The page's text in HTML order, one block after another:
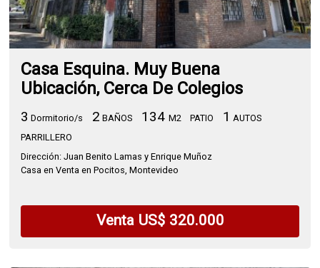
Casa Esquina. Muy Buena
Ubicación, Cerca De Colegios
3 Dormitorio/s 2 BAÑOS 134 M2 PATIO 1 AUTOS
PARRILLERO
Dirección: Juan Benito Lamas y Enrique Muñoz
Casa en Venta en Pocitos, Montevideo
Venta US$ 320.000